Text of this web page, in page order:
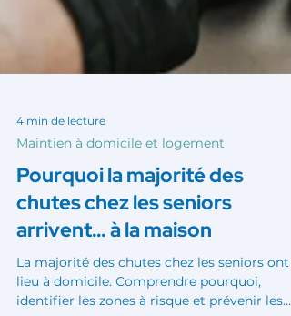
Maintien à domicile et logement
Pourquoi la majorité des
chutes chez les seniors
arrivent… à la maison
La majorité des chutes chez les seniors ont